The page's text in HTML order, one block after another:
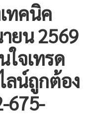
ทคนิค
ยน 2569
ใจเทรด
ลน์ถูกต้อง
675-